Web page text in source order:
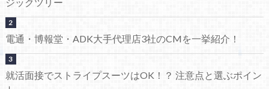
電通・博報堂・ADK大手代理店3社のCMを一挙紹介！
就活面接でストライプスーツはOK！？ 注意点と選ぶポイン